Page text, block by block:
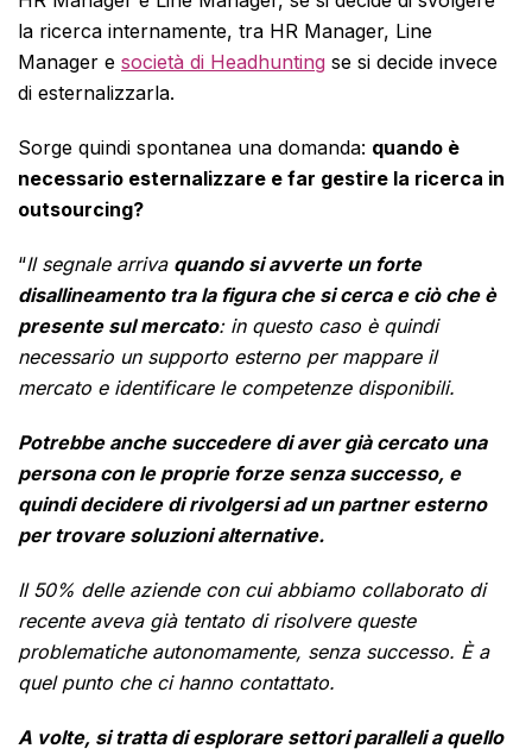
la ricerca internamente, tra HR Manager, Line
Manager e società di Headhunting se si decide invece
di esternalizzarla.
Sorge quindi spontanea una domanda: quando è
necessario esternalizzare e far gestire la ricerca in
outsourcing?
“Il segnale arriva quando si avverte un forte
disallineamento tra la figura che si cerca e ciò che è
presente sul mercato: in questo caso è quindi
necessario un supporto esterno per mappare il
mercato e identificare le competenze disponibili.
Potrebbe anche succedere di aver già cercato una
persona con le proprie forze senza successo, e
quindi decidere di rivolgersi ad un partner esterno
per trovare soluzioni alternative.
Il 50% delle aziende con cui abbiamo collaborato di
recente aveva già tentato di risolvere queste
problematiche autonomamente, senza successo. È a
quel punto che ci hanno contattato.
A volte, si tratta di esplorare settori paralleli a quello